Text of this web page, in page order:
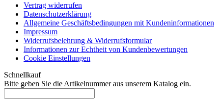
Vertrag widerrufen
Datenschutzerklärung
Allgemeine Geschäftsbedingungen mit Kundeninformationen
Impressum
Widerrufsbelehrung & Widerrufsformular
Informationen zur Echtheit von Kundenbewertungen
Cookie Einstellungen
Schnellkauf
Bitte geben Sie die Artikelnummer aus unserem Katalog ein.